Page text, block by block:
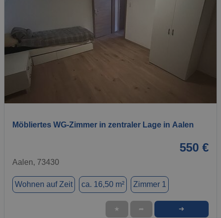
Möbliertes WG-Zimmer in zentraler Lage in Aalen
550 €
Aalen, 73430
Wohnen auf Zeit ca. 16,50 m² Zimmer 1
★ ➦ ➜